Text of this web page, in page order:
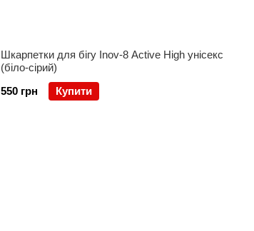
Шкарпетки для бігу Inov-8 Active High унісекс
(біло-сірий)
550 грн
Купити